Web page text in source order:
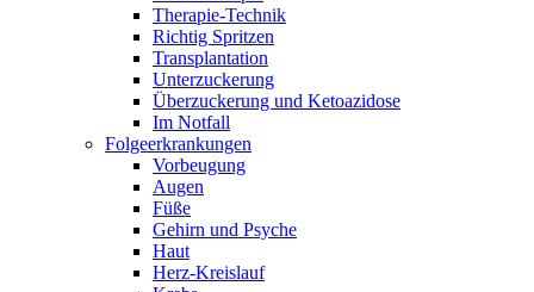
Therapie-Technik
Richtig Spritzen
Transplantation
Unterzuckerung
Überzuckerung und Ketoazidose
Im Notfall
Folgeerkrankungen
Vorbeugung
Augen
Füße
Gehirn und Psyche
Haut
Herz-Kreislauf